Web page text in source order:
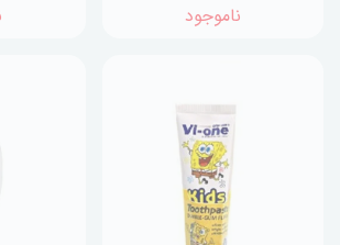
ناموجود